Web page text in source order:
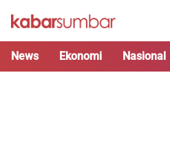
News Ekonomi Nasional